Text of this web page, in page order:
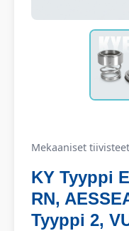
Mekaaniset tiivisteet
KY Tyyppi
RN,
Tyyppi 2,